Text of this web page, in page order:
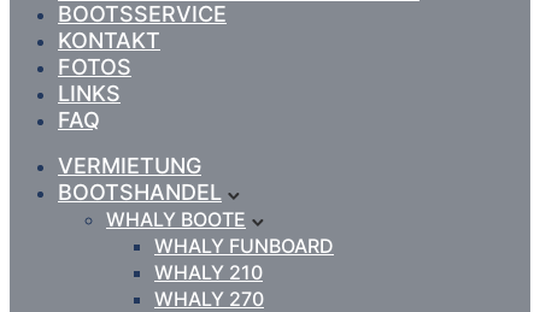
BOOTSSERVICE
KONTAKT
FOTOS
LINKS
FAQ
VERMIETUNG
BOOTSHANDEL
WHALY BOOTE
WHALY FUNBOARD
WHALY 210
WHALY 270